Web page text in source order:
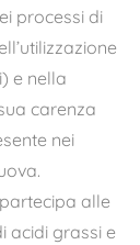
processi di
e nella
carenza
nei
alle
acidi grassi e